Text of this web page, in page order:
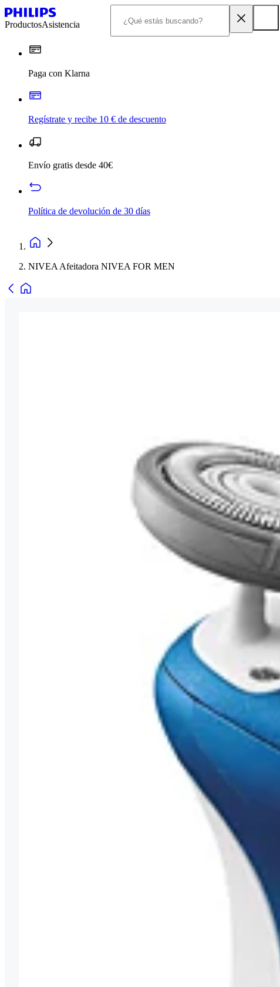
ProductosAsistencia
Paga con Klarna
Regístrate y recibe 10 € de descuento
Envío gratis desde 40€
Política de devolución de 30 días
NIVEA Afeitadora NIVEA FOR MEN